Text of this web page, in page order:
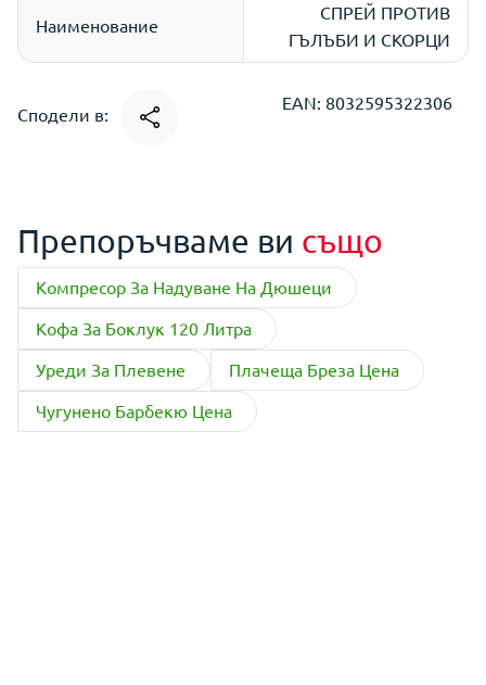
Наименование
СПРЕЙ ПРОТИВ
ГЪЛЪБИ И СКОРЦИ
Сподели в:
EAN: 8032595322306
Препоръчваме ви също
Компресор За Надуване На Дюшеци
Кофа За Боклук 120 Литра
Уреди За Плевене
Плачеща Бреза Цена
Чугунено Барбекю Цена